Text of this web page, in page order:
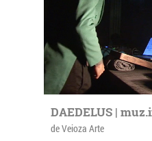
DAEDELUS |
de Veioza Arte